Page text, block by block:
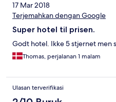
17 Mar 2018
Terjemahkan dengan Google
Super hotel til prisen.
Godt hotel. Ikke 5 stjernet men
Thomas, perjalanan 1 malam
Ulasan terverifikasi